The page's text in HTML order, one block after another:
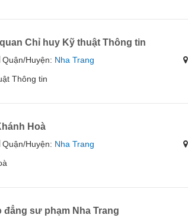
Chỉ huy Kỹ thuật Thông tin
Quận/Huyện: Nha Trang
Thông tin
Hoà
Quận/Huyện: Nha Trang
sư phạm Nha Trang